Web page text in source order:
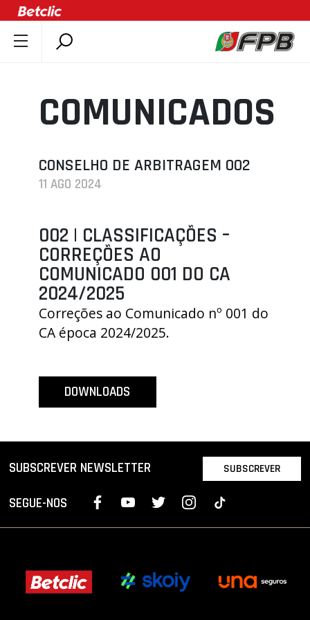
DOCUMENTOS
ÚLTIMAS
ASSOCIAÇÕES
CLUBES
AGENDA
SELEÇÕES
MINIBASQUETE
ÁREA TÉCNICA
PROJETOS
LIGA BETCLIC FEMININA
COMUNICADOS
CONSELHO DE ARBITRAGEM 002
11 AGO 2024
002 | CLASSIFICAÇÕES –
CORREÇÕES AO
COMUNICADO 001 DO CA
2024/2025
Correções ao Comunicado nº 001 do
CA época 2024/2025.
DOWNLOADS
SUBSCREVER NEWSLETTER SUBSCREVER
SEGUE-NOS